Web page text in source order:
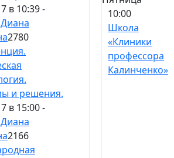
в 10:39 -
2780
и решения.
в 15:00 -
2166
10:00
Школа
«Клиники
профессора
Калинченко»